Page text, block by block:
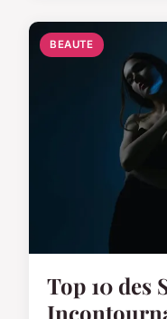
BEAUTE
Top 10 des